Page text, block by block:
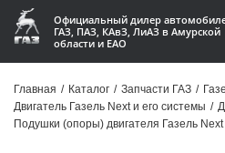
Официальный дилер
ГАЗ, ПАЗ, КАвЗ, ЛиАЗ в Амурской
области и ЕАО
Акции
Главная / Каталог / Запчасти ГАЗ /
Двигатель Газель Next и его системы /
Подушки (опоры) двигателя Газель Next